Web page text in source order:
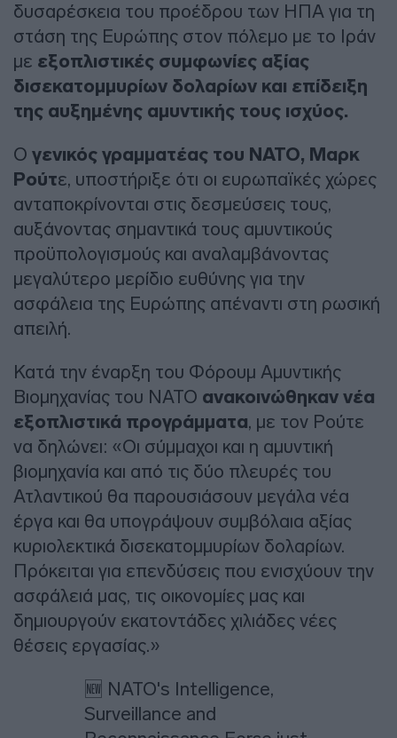
δυσαρέσκεια του προέδρου των ΗΠΑ για τη
στάση της Ευρώπης στον πόλεμο με το Ιράν
με εξοπλιστικές συμφωνίες αξίας
δισεκατομμυρίων δολαρίων και επίδειξη
της αυξημένης αμυντικής τους ισχύος.
Ο γενικός γραμματέας του ΝΑΤΟ, Μαρκ
Ρούτε, υποστήριξε ότι οι ευρωπαϊκές χώρες
ανταποκρίνονται στις δεσμεύσεις τους,
αυξάνοντας σημαντικά τους αμυντικούς
προϋπολογισμούς και αναλαμβάνοντας
μεγαλύτερο μερίδιο ευθύνης για την
ασφάλεια της Ευρώπης απέναντι στη ρωσική
απειλή.
Κατά την έναρξη του Φόρουμ Αμυντικής
Βιομηχανίας του ΝΑΤΟ ανακοινώθηκαν νέα
εξοπλιστικά προγράμματα, με τον Ρούτε
να δηλώνει: «Οι σύμμαχοι και η αμυντική
βιομηχανία και από τις δύο πλευρές του
Ατλαντικού θα παρουσιάσουν μεγάλα νέα
έργα και θα υπογράψουν συμβόλαια αξίας
κυριολεκτικά δισεκατομμυρίων δολαρίων.
Πρόκειται για επενδύσεις που ενισχύουν την
ασφάλειά μας, τις οικονομίες μας και
δημιουργούν εκατοντάδες χιλιάδες νέες
θέσεις εργασίας.»
🆕 NATO's Intelligence,
Surveillance and